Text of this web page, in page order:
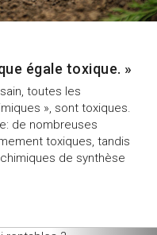
égale toxique. »
toutes les
», sont toxiques.
de nombreuses
toxiques, tandis
de synthèse